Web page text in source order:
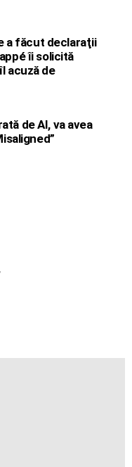
a făcut declaraţii
îi solicită
acuză de
de AI, va avea